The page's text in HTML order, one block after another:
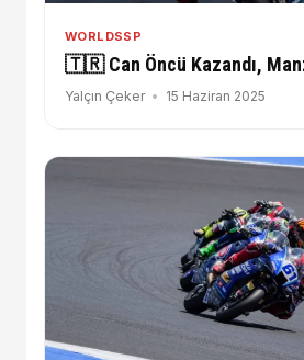
WORLDSSP
🇹🇷 Can Öncü Kazandı,
Yalçın Çeker 15 Haziran 2025